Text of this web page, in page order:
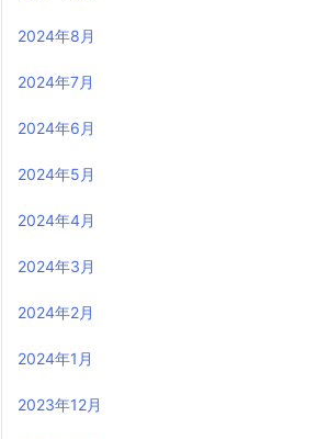
2024年8月
2024年7月
2024年6月
2024年5月
2024年4月
2024年3月
2024年2月
2024年1月
2023年12月